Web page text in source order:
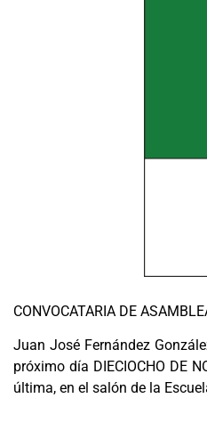
CONVOCATARIA DE
Juan José Fernández
próximo día DIECIOCHO DE
última, en el salón de la